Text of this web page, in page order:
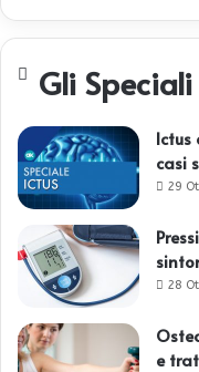
Gli
Ictus
casi
29
28
e